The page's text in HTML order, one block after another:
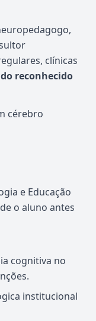
clínicas
reconhecido
cérebro
e Educação
o aluno antes
cognitiva no
institucional